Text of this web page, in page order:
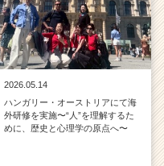
2026.05.14
ハンガリー・オーストリアにて海
外研修を実施〜“人”を理解するた
めに、歴史と心理学の原点へ〜